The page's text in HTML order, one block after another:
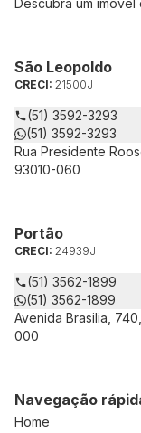
Descubra um
São Leopoldo
CRECI: 21500J
(51) 3592-3293
(51) 3592-3293
Rua Presidente
93010-060
Portão
CRECI: 24939J
(51) 3562-1899
(51) 3562-1899
Avenida Brasilia,
000
Navegação
Home